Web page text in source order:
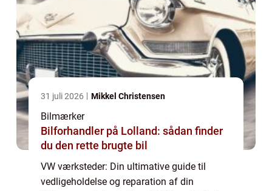
31 juli 2026 Mikkel Christensen
Bilmærker
Bilforhandler på Lolland: sådan finder
du den rette brugte bil
VW værksteder: Din ultimative guide til
vedligeholdelse og reparation af din